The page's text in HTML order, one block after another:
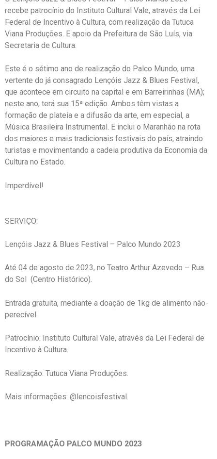
recebe patrocínio do Instituto Cultural Vale, através da Lei
Federal de Incentivo à Cultura, com realização da Tutuca
Viana Produções. E apoio da Prefeitura de São Luís, via
Secretaria de Cultura.
Este é o sétimo ano de realização do Palco Mundo, uma
vertente do já consagrado Lençóis Jazz & Blues Festival,
que acontece em circuito na capital e em Barreirinhas (MA);
neste ano, terá sua 15ª edição. Ambos têm vistas a
formação de plateia e a difusão da arte, em especial, a
Música Brasileira Instrumental. E inclui o Maranhão na rota
dos maiores e mais tradicionais festivais do país, atraindo
turistas e movimentando a cadeia produtiva da Economia da
Cultura no Estado.
Imperdível!
SERVIÇO:
Lençóis Jazz & Blues Festival – Palco Mundo 2023
Até 04 de agosto de 2023, no Teatro Arthur Azevedo – Rua
do Sol (Centro Histórico).
Entrada gratuita, mediante a doação de 1kg de alimento não-
perecível.
Patrocínio: Instituto Cultural Vale, através da Lei Federal de
Incentivo à Cultura.
Realização: Tutuca Viana Produções.
Mais informações: @lencoisfestival.
PROGRAMAÇÃO PALCO MUNDO 2023